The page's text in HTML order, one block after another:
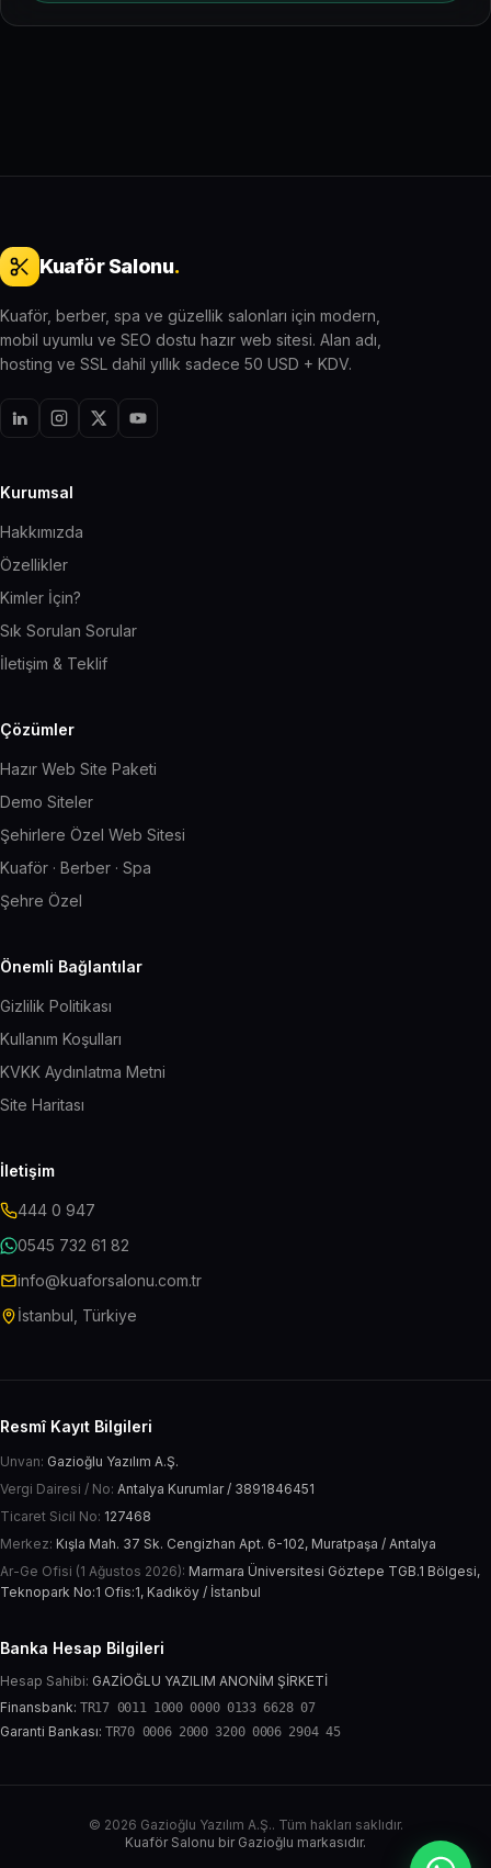
Kuaför Salonu.
Kuaför, berber, spa ve güzellik salonları için modern,
mobil uyumlu ve SEO dostu hazır web sitesi. Alan adı,
hosting ve SSL dahil yıllık sadece 50 USD + KDV.
Kurumsal
Hakkımızda
Özellikler
Kimler İçin?
Sık Sorulan Sorular
İletişim & Teklif
Çözümler
Hazır Web Site Paketi
Demo Siteler
Şehirlere Özel Web Sitesi
Kuaför · Berber · Spa
Şehre Özel
Önemli Bağlantılar
Gizlilik Politikası
Kullanım Koşulları
KVKK Aydınlatma Metni
Site Haritası
İletişim
444 0 947
0545 732 61 82
info@kuaforsalonu.com.tr
İstanbul, Türkiye
Resmî Kayıt Bilgileri
Unvan: Gazioğlu Yazılım A.Ş.
Vergi Dairesi / No: Antalya Kurumlar / 3891846451
Ticaret Sicil No: 127468
Merkez: Kışla Mah. 37 Sk. Cengizhan Apt. 6-102, Muratpaşa / Antalya
Ar-Ge Ofisi (1 Ağustos 2026): Marmara Üniversitesi Göztepe TGB.1 Bölgesi,
Teknopark No:1 Ofis:1, Kadıköy / İstanbul
Banka Hesap Bilgileri
Hesap Sahibi: GAZİOĞLU YAZILIM ANONİM ŞİRKETİ
Finansbank: TR17 0011 1000 0000 0133 6628 07
Garanti Bankası: TR70 0006 2000 3200 0006 2904 45
© 2026 Gazioğlu Yazılım A.Ş.. Tüm hakları saklıdır.
Kuaför Salonu bir Gazioğlu markasıdır.